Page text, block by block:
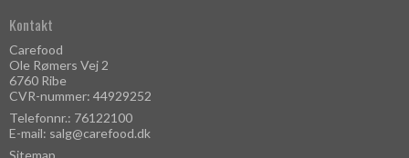
Kontakt
Carefood
Ole Rømers Vej 2
6760 Ribe
CVR-nummer: 44929252
Telefonnr.: 76122100
E-mail: salg@carefood.dk